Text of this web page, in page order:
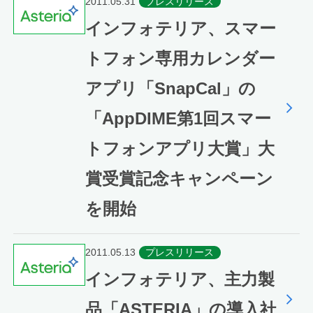
インフォテリア、スマー
トフォン専用カレンダー
アプリ「SnapCal」の
「AppDIME第1回スマー
トフォンアプリ大賞」大
賞受賞記念キャンペーン
を開始
2011.05.13 プレスリリース
インフォテリア、主力製